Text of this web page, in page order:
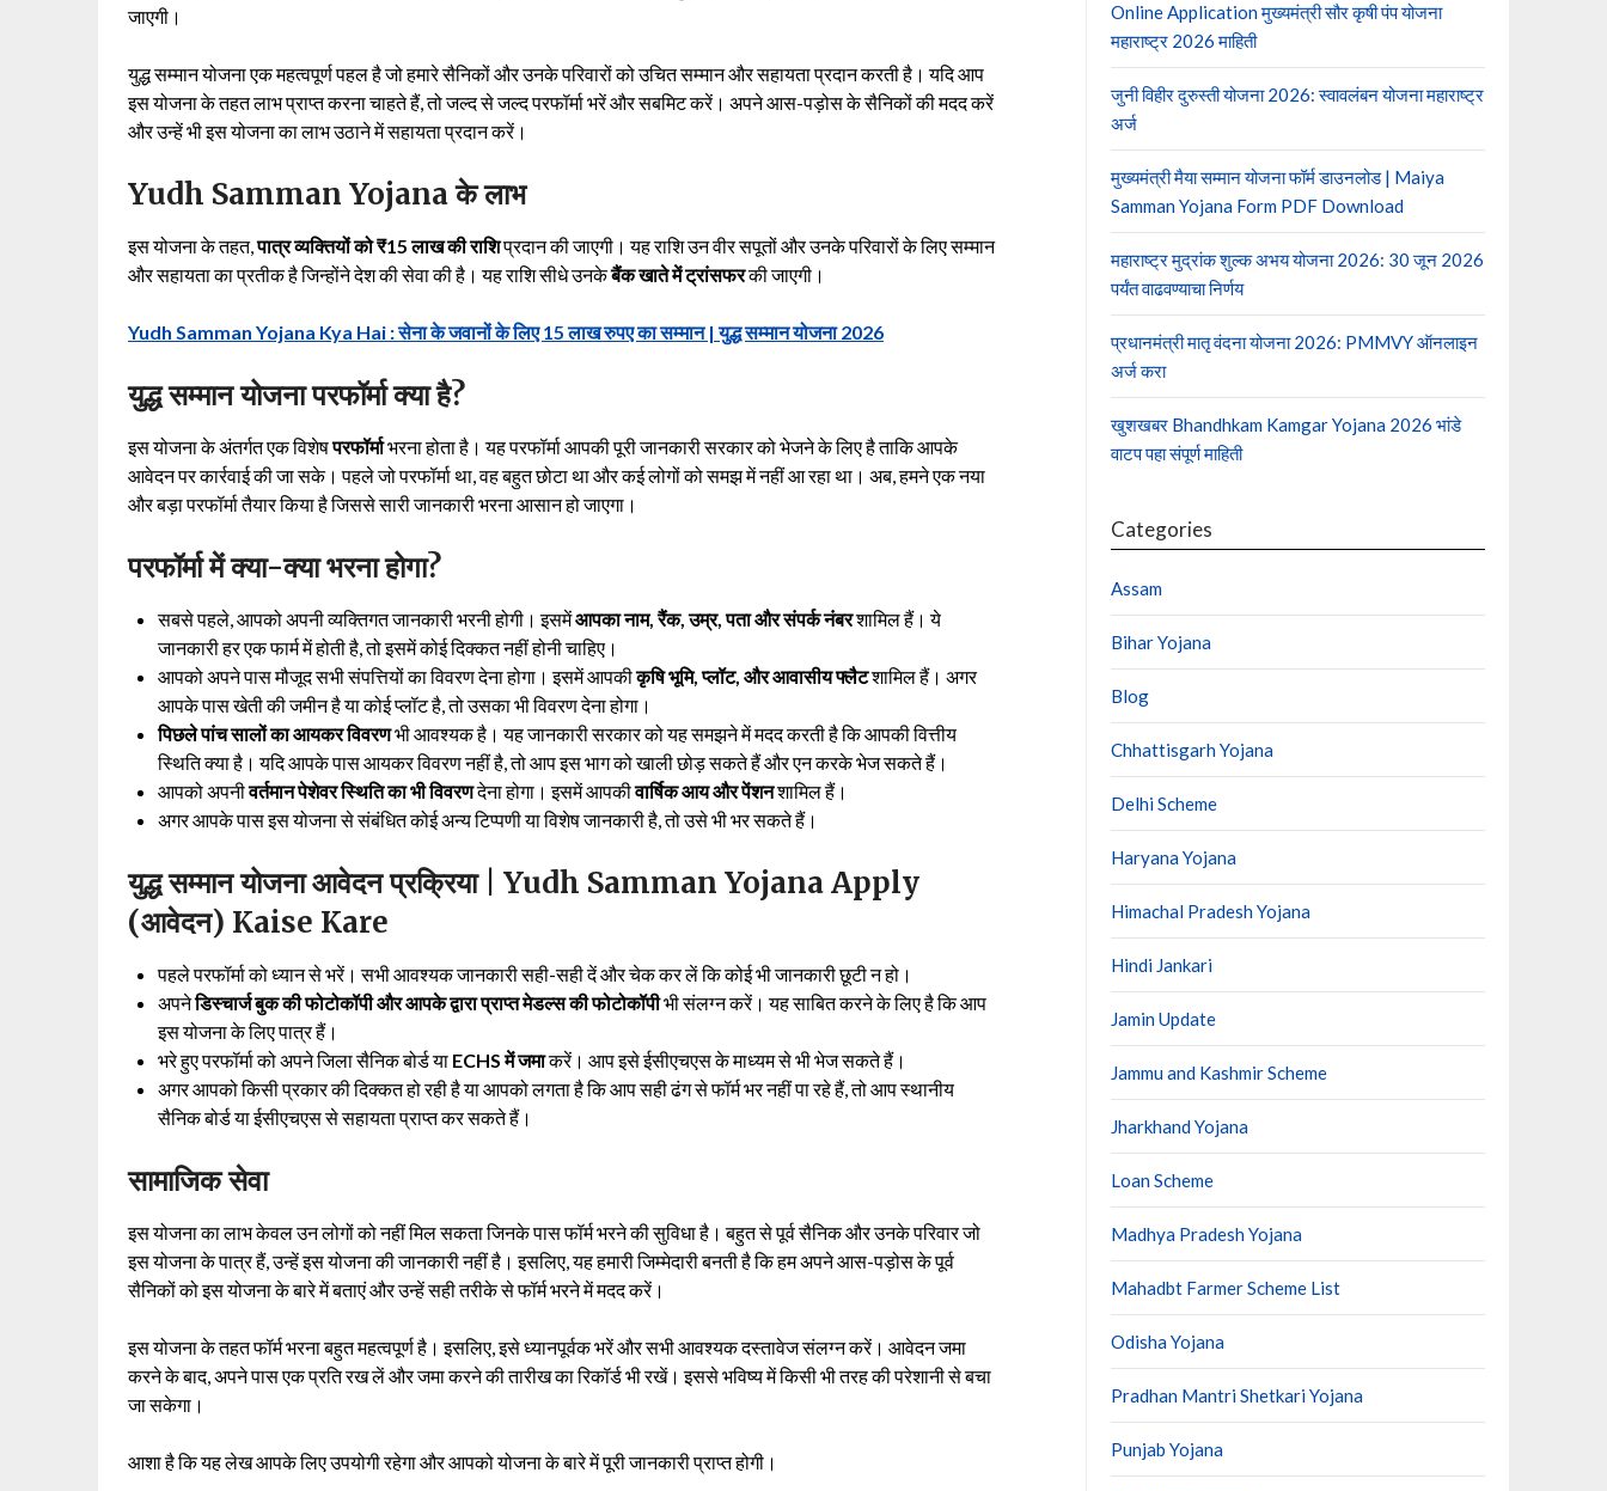
जाएगी।
युद्ध सम्मान योजना एक महत्वपूर्ण पहल है जो हमारे सैनिकों और उनके परिवारों को उचित सम्मान और सहायता प्रदान करती है। यदि आप
इस योजना के तहत लाभ प्राप्त करना चाहते हैं, तो जल्द से जल्द परफॉर्मा भरें और सबमिट करें। अपने आस-पड़ोस के सैनिकों की मदद करें
और उन्हें भी इस योजना का लाभ उठाने में सहायता प्रदान करें।
Yudh Samman Yojana के लाभ
इस योजना के तहत,पात्र व्यक्तियों को ₹15 लाख की राशिप्रदान की जाएगी। यह राशि उन वीर सपूतों और उनके परिवारों के लिए सम्मान
और सहायता का प्रतीक है जिन्होंने देश की सेवा की है। यह राशि सीधे उनकेबैंक खाते में ट्रांसफरकी जाएगी।
Yudh Samman Yojana Kya Hai : सेना के जवानों के लिए 15 लाख रुपए का सम्मान | युद्ध सम्मान योजना 2026
युद्ध सम्मान योजना परफॉर्मा क्या है?
इस योजना के अंतर्गत एक विशेषपरफॉर्माभरना होता है। यह परफॉर्मा आपकी पूरी जानकारी सरकार को भेजने के लिए है ताकि आपके
आवेदन पर कार्रवाई की जा सके। पहले जो परफॉर्मा था, वह बहुत छोटा था और कई लोगों को समझ में नहीं आ रहा था। अब, हमने एक नया
और बड़ा परफॉर्मा तैयार किया है जिससे सारी जानकारी भरना आसान हो जाएगा।
परफॉर्मा में क्या-क्या भरना होगा?
सबसे पहले, आपको अपनी व्यक्तिगत जानकारी भरनी होगी। इसमेंआपका नाम, रैंक, उम्र, पता और संपर्क नंबरशामिल हैं। ये
जानकारी हर एक फार्म में होती है, तो इसमें कोई दिक्कत नहीं होनी चाहिए।
आपको अपने पास मौजूद सभी संपत्तियों का विवरण देना होगा। इसमें आपकीकृषि भूमि, प्लॉट, और आवासीय फ्लैटशामिल हैं। अगर
आपके पास खेती की जमीन है या कोई प्लॉट है, तो उसका भी विवरण देना होगा।
पिछले पांच सालों का आयकर विवरणभी आवश्यक है। यह जानकारी सरकार को यह समझने में मदद करती है कि आपकी वित्तीय
स्थिति क्या है। यदि आपके पास आयकर विवरण नहीं है, तो आप इस भाग को खाली छोड़ सकते हैं और एन करके भेज सकते हैं।
आपको अपनीवर्तमान पेशेवर स्थिति का भी विवरणदेना होगा। इसमें आपकीवार्षिक आय और पेंशनशामिल हैं।
अगर आपके पास इस योजना से संबंधित कोई अन्य टिप्पणी या विशेष जानकारी है, तो उसे भी भर सकते हैं।
युद्ध सम्मान योजना आवेदन प्रक्रिया | Yudh Samman Yojana Apply
(आवेदन) Kaise Kare
पहले परफॉर्मा को ध्यान से भरें। सभी आवश्यक जानकारी सही-सही दें और चेक कर लें कि कोई भी जानकारी छूटी न हो।
अपनेडिस्चार्ज बुक की फोटोकॉपी और आपके द्वारा प्राप्त मेडल्स की फोटोकॉपीभी संलग्न करें। यह साबित करने के लिए है कि आप
इस योजना के लिए पात्र हैं।
भरे हुए परफॉर्मा को अपने जिला सैनिक बोर्ड या ECHS में जमाकरें। आप इसे ईसीएचएस के माध्यम से भी भेज सकते हैं।
अगर आपको किसी प्रकार की दिक्कत हो रही है या आपको लगता है कि आप सही ढंग से फॉर्म भर नहीं पा रहे हैं, तो आप स्थानीय
सैनिक बोर्ड या ईसीएचएस से सहायता प्राप्त कर सकते हैं।
सामाजिक सेवा
इस योजना का लाभ केवल उन लोगों को नहीं मिल सकता जिनके पास फॉर्म भरने की सुविधा है। बहुत से पूर्व सैनिक और उनके परिवार जो
इस योजना के पात्र हैं, उन्हें इस योजना की जानकारी नहीं है। इसलिए, यह हमारी जिम्मेदारी बनती है कि हम अपने आस-पड़ोस के पूर्व
सैनिकों को इस योजना के बारे में बताएं और उन्हें सही तरीके से फॉर्म भरने में मदद करें।
इस योजना के तहत फॉर्म भरना बहुत महत्वपूर्ण है। इसलिए, इसे ध्यानपूर्वक भरें और सभी आवश्यक दस्तावेज संलग्न करें। आवेदन जमा
करने के बाद, अपने पास एक प्रति रख लें और जमा करने की तारीख का रिकॉर्ड भी रखें। इससे भविष्य में किसी भी तरह की परेशानी से बचा
जा सकेगा।
आशा है कि यह लेख आपके लिए उपयोगी रहेगा और आपको योजना के बारे में पूरी जानकारी प्राप्त होगी।
Online Application मुख्यमंत्री सौर कृषी पंप योजना
महाराष्ट्र 2026 माहिती
जुनी विहीर दुरुस्ती योजना 2026: स्वावलंबन योजना महाराष्ट्र
अर्ज
मुख्यमंत्री मैया सम्मान योजना फॉर्म डाउनलोड | Maiya
Samman Yojana Form PDF Download
महाराष्ट्र मुद्रांक शुल्क अभय योजना 2026: 30 जून 2026
पर्यंत वाढवण्याचा निर्णय
प्रधानमंत्री मातृ वंदना योजना 2026: PMMVY ऑनलाइन
अर्ज करा
खुशखबर Bhandhkam Kamgar Yojana 2026 भांडे
वाटप पहा संपूर्ण माहिती
Categories
Assam
Bihar Yojana
Blog
Chhattisgarh Yojana
Delhi Scheme
Haryana Yojana
Himachal Pradesh Yojana
Hindi Jankari
Jamin Update
Jammu and Kashmir Scheme
Jharkhand Yojana
Loan Scheme
Madhya Pradesh Yojana
Mahadbt Farmer Scheme List
Odisha Yojana
Pradhan Mantri Shetkari Yojana
Punjab Yojana